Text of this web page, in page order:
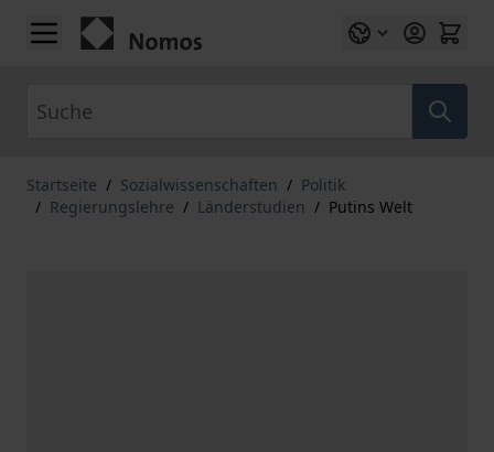
Zum Inhalt springen
Startseite / Sozialwissenschaften / Politik
/ Regierungslehre / Länderstudien / Putins Welt